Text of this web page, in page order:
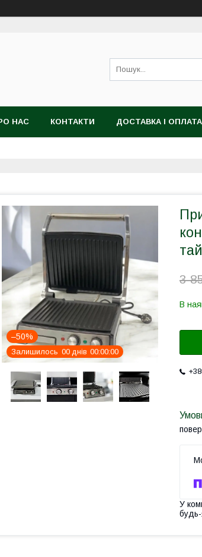
НАС КОНТАКТИ ДОСТАВКА І ОПЛАТА
–50%
Залишилось 00 днів 00 00 00
3
В
У